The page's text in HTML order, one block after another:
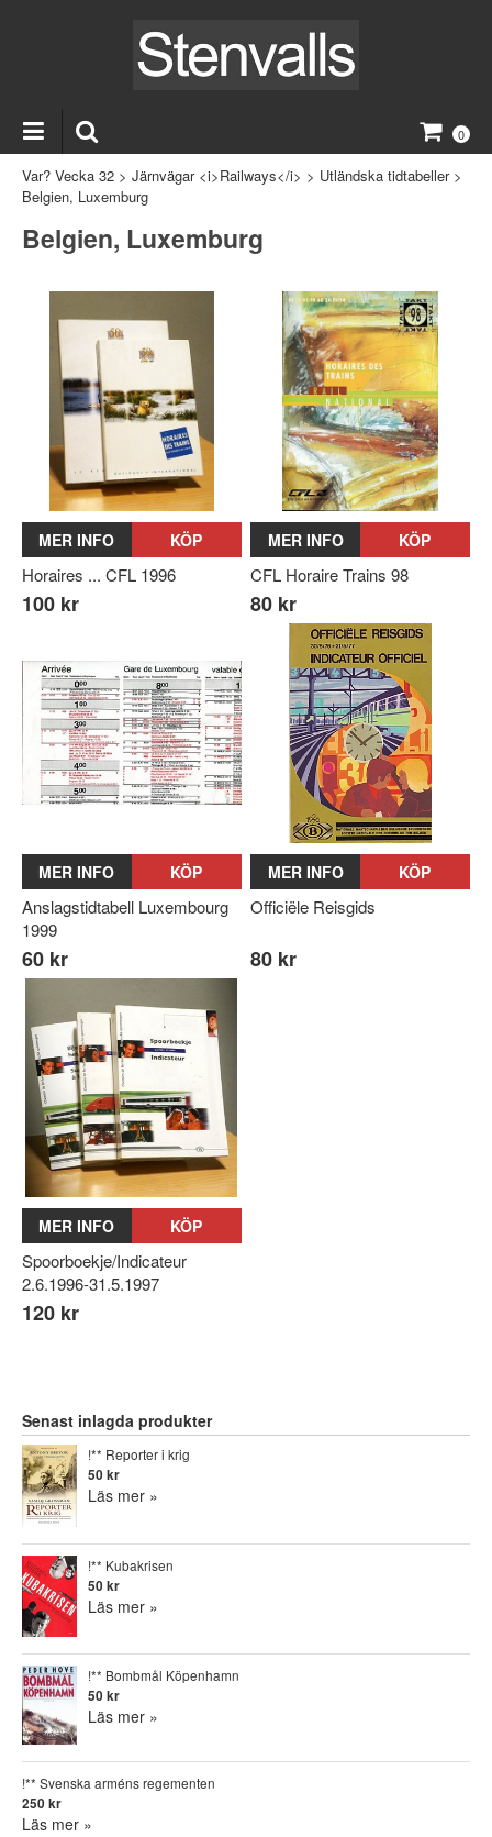
0
Var? Vecka 32 > Järnvägar <i>Railways</i> > Utländska tidtabeller>
Belgien, Luxemburg
Belgien, Luxemburg
MER INFO KÖP
Horaires ... CFL 1996
100 kr
MER INFO KÖP
CFL Horaire Trains 98
80 kr
MER INFO KÖP
Anslagstidtabell Luxembourg
1999
60 kr
MER INFO KÖP
Officiële Reisgids
80 kr
MER INFO KÖP
Spoorboekje/Indicateur
2.6.1996-31.5.1997
120 kr
Senast inlagda produkter
!** Reporter i krig
50 kr
Läs mer »
!** Kubakrisen
50 kr
Läs mer »
!** Bombmål Köpenhamn
50 kr
Läs mer »
!** Svenska arméns regementen
250 kr
Läs mer »